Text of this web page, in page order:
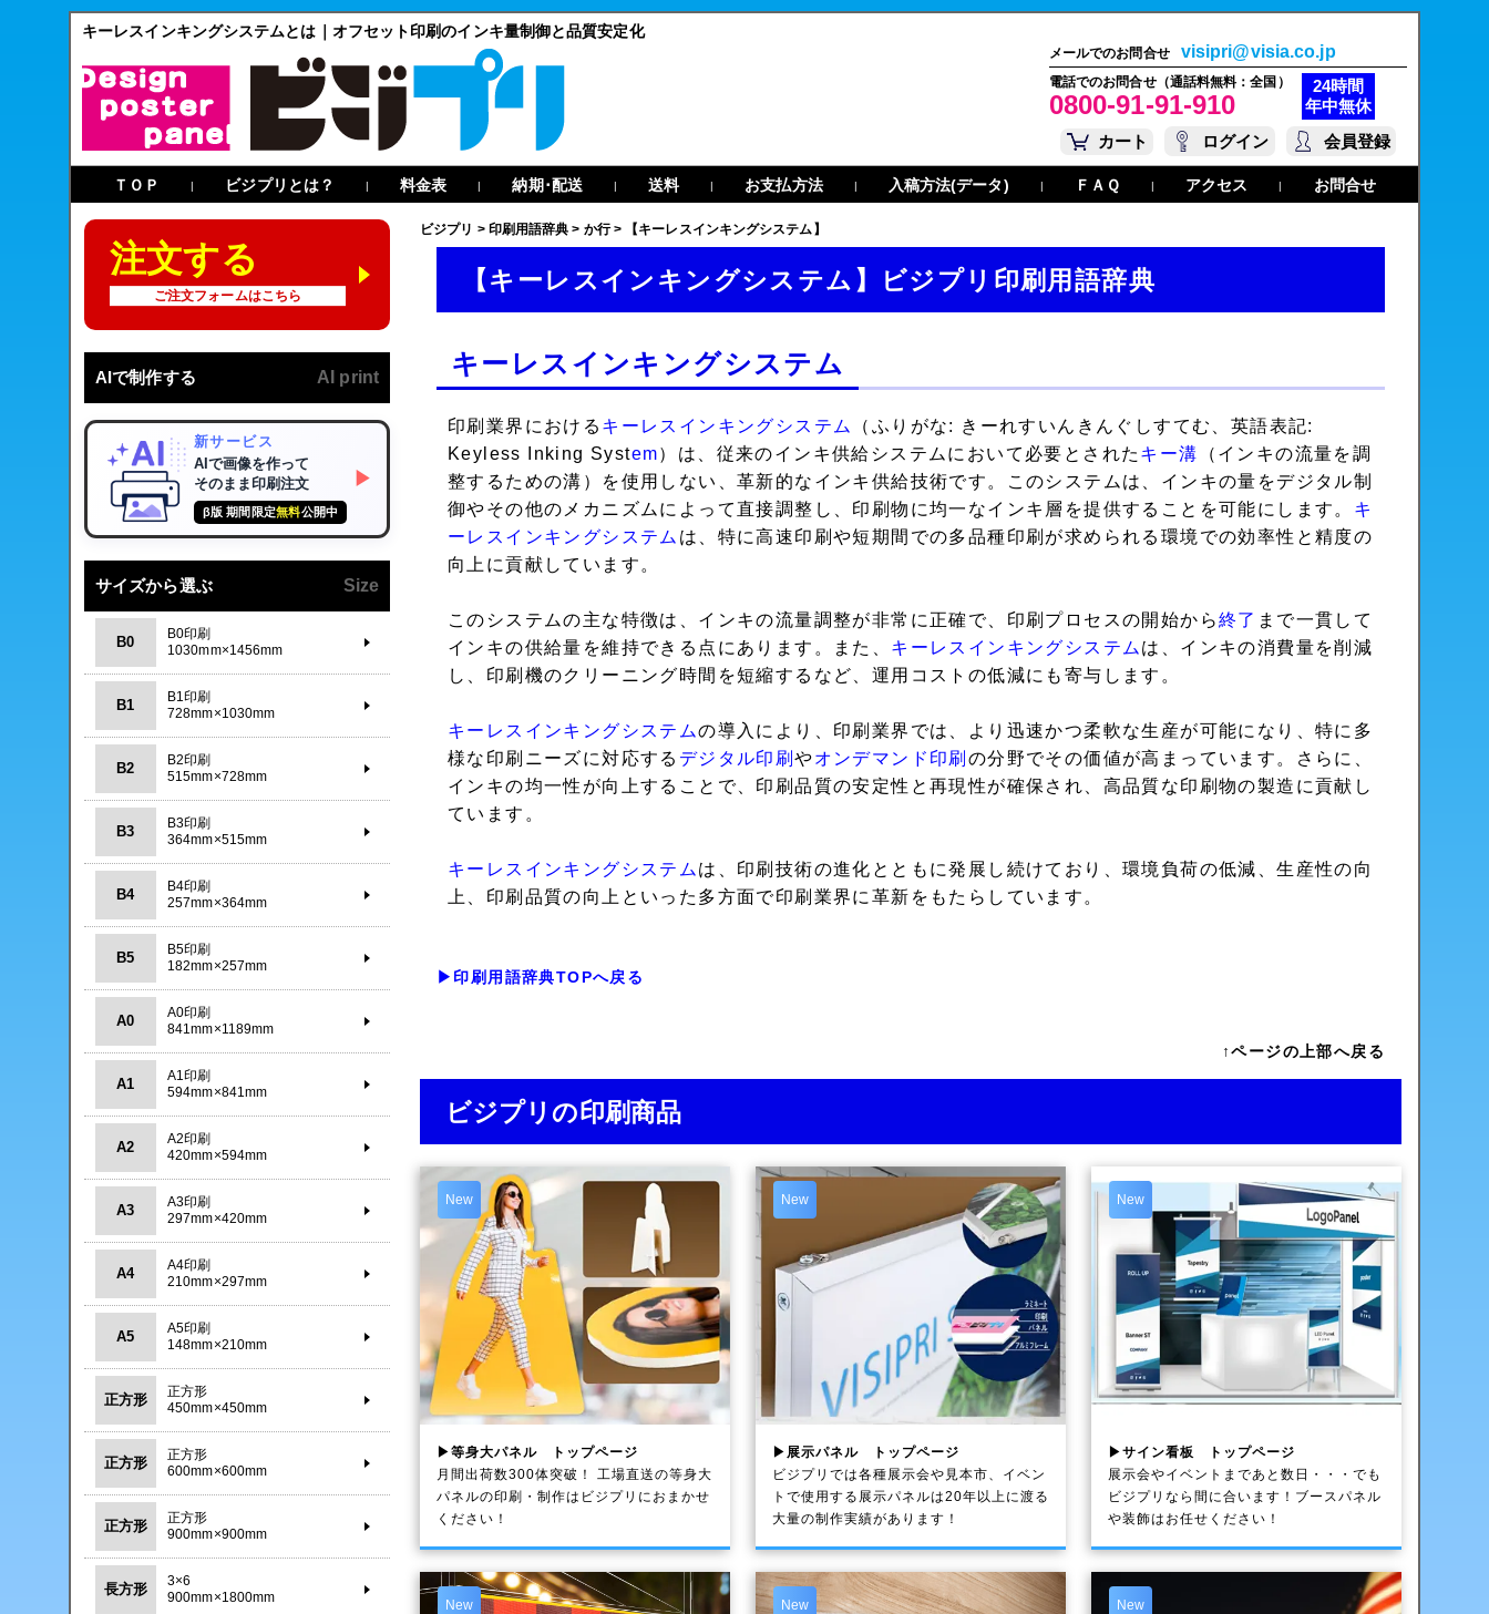
キーレスインキングシステムとは｜オフセット印刷のインキ量制御と品質安定化
メールでのお問合せ visipri@visia.co.jp
電話でのお問合せ（通話料無料：全国）
0800-91-91-910
24時間
年中無休
カート
ログイン 会員登録
ＴＯＰ | ビジプリとは？ | 料金表 | 納期･配送 | 送料 | お支払方法 | 入稿方法(データ) | ＦＡＱ | アクセス | お問合せ
ビジプリ > 印刷用語辞典 > か行> 【キーレスインキングシステム】
【キーレスインキングシステム】ビジプリ印刷用語辞典
キーレスインキングシステム
印刷業界における キーレスインキングシステム
（ふりがな: きーれすいんきんぐしすてむ、英語表記:
Keyless Inking System）は、従来のインキ供給システムにおいて必要とされた キー溝 （インキの流量を調
整するための溝）を使用しない、革新的なインキ供給技術です。このシステムは、インキの量をデジタル制
御やその他のメカニズムによって直接調整し、印刷物に均一なインキ層を提供することを可能にします。 キ
ーレスインキングシステム は、特に高速印刷や短期間での多品種印刷が求められる環境での効率性と精度の
向上に貢献しています。
このシステムの主な特徴は、インキの流量調整が非常に正確で、印刷プロセスの開始から終了 まで一貫して
インキの供給量を維持できる点にあります。また、 キーレスインキングシステム は、インキの消費量を削減
し、印刷機のクリーニング時間を短縮するなど、運用コストの低減にも寄与します。
キーレスインキングシステムの導入により、印刷業界では、より迅速かつ柔軟な生産が可能になり、特に多
様な印刷ニーズに対応する デジタル印刷やオンデマンド印刷 の分野でその価値が高まっています。さらに、
インキの均一性が向上することで、印刷品質の安定性と再現性が確保され、高品質な印刷物の製造に貢献し
ています。
キーレスインキングシステム は、印刷技術の進化とともに発展し続けており、環境負荷の低減、生産性の向
上、印刷品質の向上といった多方面で印刷業界に革新をもたらしています。
▶印刷用語辞典TOPへ戻る
↑ページの上部へ戻る
ビジプリの印刷商品
New
▶等身大パネル トップページ
月間出荷数300体突破！ 工場直送の等身大
パネルの印刷・制作は ビジプリ におまかせ
ください！
New
▶展示パネル トップページ
ビジプリでは各種展示会や見本市、イベン
トで使用する展示パネルは20年以上に渡る
大量の制作実績があります！
New
▶サイン看板 トップページ
展示会やイベントまであと数日・・・でも
ビジプリなら間に合います！ブースパネル
や装飾はお任せください！
New New New
注文する
ご注文フォームはこちら
AIで制作する AI print
新サービス
AIで画像を作って
そのまま印刷注文
β版 期間限定無料公開中
▶
サイズから選ぶ Size
B0
B0印刷
1030mm×1456mm
B1
B1印刷
728mm×1030mm
B2
B2印刷
515mm×728mm
B3
B3印刷
364mm×515mm
B4
B4印刷
257mm×364mm
B5
B5印刷
182mm×257mm
A0
A0印刷
841mm×1189mm
A1
A1印刷
594mm×841mm
A2
A2印刷
420mm×594mm
A3
A3印刷
297mm×420mm
A4
A4印刷
210mm×297mm
A5
A5印刷
148mm×210mm
正方形
正方形
450mm×450mm
正方形
正方形
600mm×600mm
正方形
正方形
900mm×900mm
長方形
3×6
900mm×1800mm